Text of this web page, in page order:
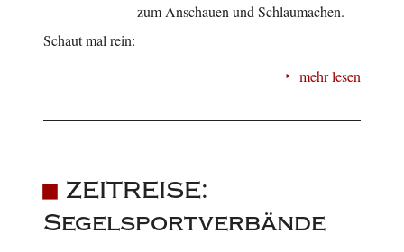
zum Anschauen und Schlaumachen.
Schaut mal rein:
mehr lesen
ZEITREISE:
Segelsportverbände